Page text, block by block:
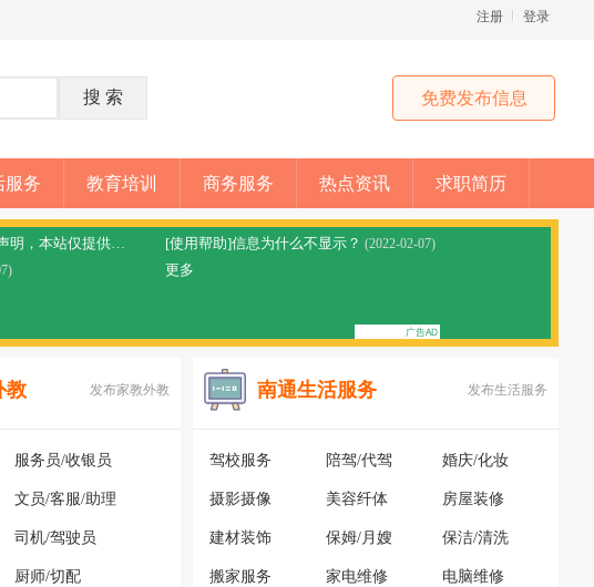
登录
注册
免费发布信息
服务 教育培训 商务服务 热点资讯 求职简历
[网站公告]拼车顺风车平台免责声明，本站仅提供信息分享 (2023-05-28)
[使用帮助]信息为什么不显示？ (2022-02-07)
更多
教 发布家教外教
服务员/收银员
文员/客服/助理
司机/驾驶员
厨师/切配
南通生活服务 发布生活服务
驾校服务 陪驾/代驾 婚庆/化妆
摄影摄像 美容纤体 房屋装修
建材装饰 保姆/月嫂 保洁/清洗
搬家服务 家电维修 电脑维修